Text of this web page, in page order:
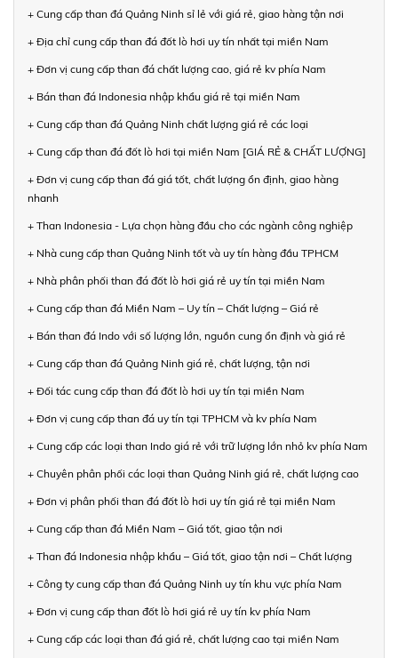
+ Cung cấp than đá Quảng Ninh sỉ lẻ với giá rẻ, giao hàng tận nơi
+ Địa chỉ cung cấp than đá đốt lò hơi uy tín nhất tại miền Nam
+ Đơn vị cung cấp than đá chất lượng cao, giá rẻ kv phía Nam
+ Bán than đá Indonesia nhập khẩu giá rẻ tại miền Nam
+ Cung cấp than đá Quảng Ninh chất lượng giá rẻ các loại
+ Cung cấp than đá đốt lò hơi tại miền Nam [GIÁ RẺ & CHẤT LƯỢNG]
+ Đơn vị cung cấp than đá giá tốt, chất lượng ổn định, giao hàng
nhanh
+ Than Indonesia - Lựa chọn hàng đầu cho các ngành công nghiệp
+ Nhà cung cấp than Quảng Ninh tốt và uy tín hàng đầu TPHCM
+ Nhà phân phối than đá đốt lò hơi giá rẻ uy tín tại miền Nam
+ Cung cấp than đá Miền Nam – Uy tín – Chất lượng – Giá rẻ
+ Bán than đá Indo với số lượng lớn, nguồn cung ổn định và giá rẻ
+ Cung cấp than đá Quảng Ninh giá rẻ, chất lượng, tận nơi
+ Đối tác cung cấp than đá đốt lò hơi uy tín tại miền Nam
+ Đơn vị cung cấp than đá uy tín tại TPHCM và kv phía Nam
+ Cung cấp các loại than Indo giá rẻ với trữ lượng lớn nhỏ kv phía Nam
+ Chuyên phân phối các loại than Quảng Ninh giá rẻ, chất lượng cao
+ Đơn vị phân phối than đá đốt lò hơi uy tín giá rẻ tại miền Nam
+ Cung cấp than đá Miền Nam – Giá tốt, giao tận nơi
+ Than đá Indonesia nhập khẩu – Giá tốt, giao tận nơi – Chất lượng
+ Công ty cung cấp than đá Quảng Ninh uy tín khu vực phía Nam
+ Đơn vị cung cấp than đốt lò hơi giá rẻ uy tín kv phía Nam
+ Cung cấp các loại than đá giá rẻ, chất lượng cao tại miền Nam